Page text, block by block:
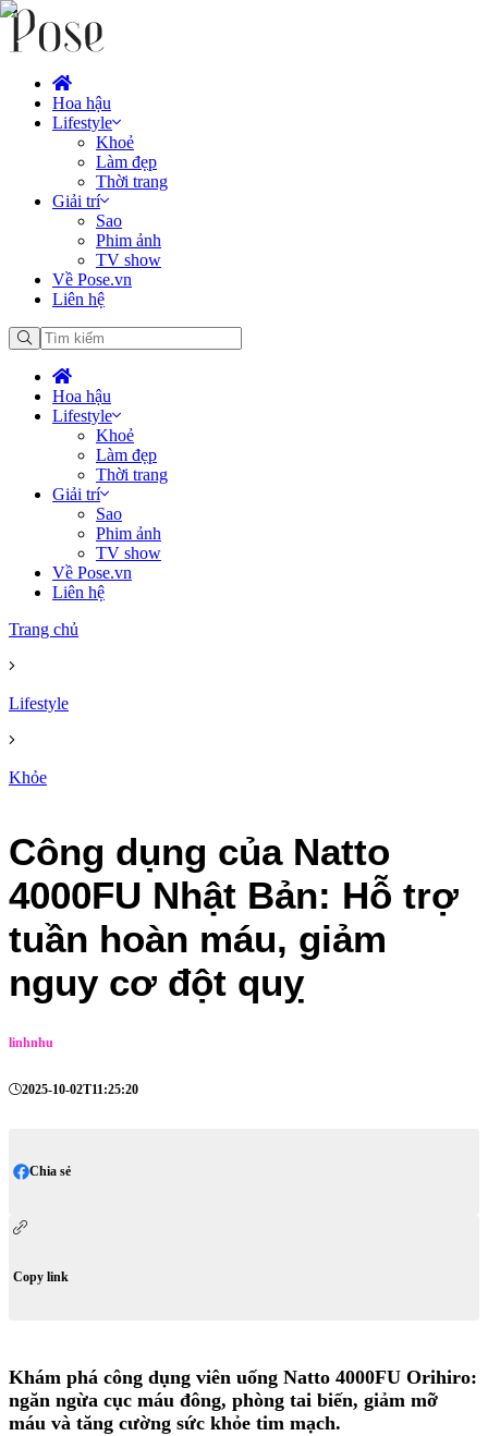
Hoa hậu
Lifestyle
Khoẻ
Làm đẹp
Thời trang
Giải trí
Sao
Phim ảnh
TV show
Về Pose.vn
Liên hệ
Hoa hậu
Lifestyle
Khoẻ
Làm đẹp
Thời trang
Giải trí
Sao
Phim ảnh
TV show
Về Pose.vn
Liên hệ
Trang chủ
Lifestyle
Khỏe
Công dụng của Natto
4000FU Nhật Bản: Hỗ trợ
tuần hoàn máu, giảm
nguy cơ đột quỵ
linhnhu
2025-10-02T11:25:20
Chia sẻ
Copy link
Khám phá công dụng viên uống Natto 4000FU Orihiro:
ngăn ngừa cục máu đông, phòng tai biến, giảm mỡ
máu và tăng cường sức khỏe tim mạch.